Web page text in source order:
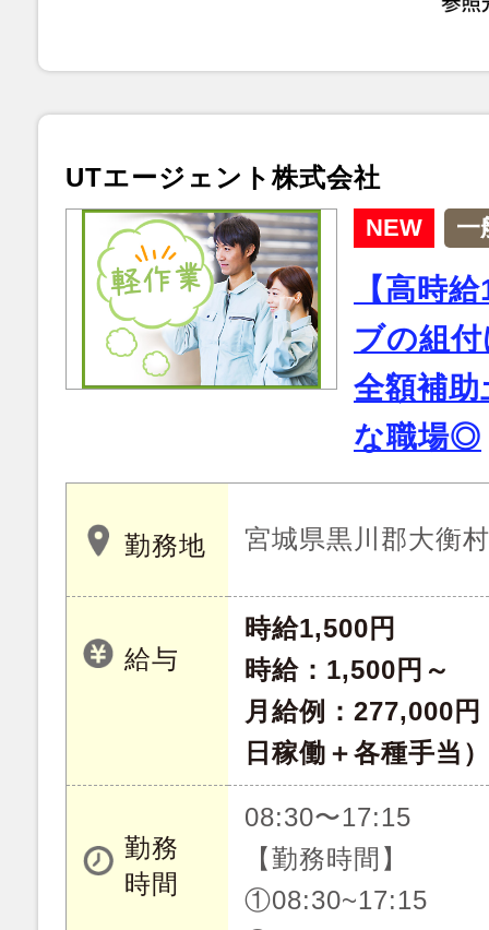
UTエージェント株式会社
NEW 一
【高時
ブの組
全額補
な職場◎
勤務地 宮城県黒川郡大衡村
給与
時給1,500円
時給：1,500円～
月給例：277,000
日稼働＋各種手当）
勤務
時間
08:30〜17:15
【勤務時間】
①08:30~17:15